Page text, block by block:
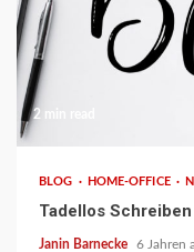
2 min read
BLOG HOME-OFFICE
Tadellos
Janin Barnecke 6 Jahren